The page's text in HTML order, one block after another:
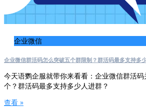
企业微信
企业微信群活码怎么突破五个群限制？群活码最多支持多
今天语鹦企服就带你来看看：企业微信群活
个？群活码最多支持多少人进群？
查看 »